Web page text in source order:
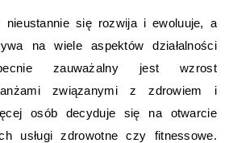
nieustannie się rozwija i ewoluuje, a
na wiele aspektów działalności
zauważalny jest wzrost
związanymi z zdrowiem i
osób decyduje się na otwarcie
usługi zdrowotne czy fitnessowe.